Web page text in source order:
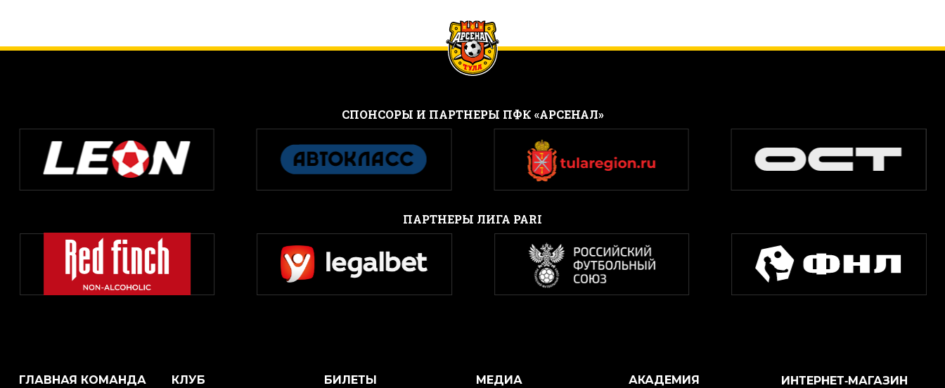
CПОНСОРЫ И ПАРТНЕРЫ ПФК «АРСЕНАЛ»
ПАРТНЕРЫ ЛИГА PARI
ГЛАВНАЯ КОМАНДА
КЛУБ
БИЛЕТЫ
МЕДИА
АКАДЕМИЯ
ИНТЕРНЕТ‑МАГАЗИН